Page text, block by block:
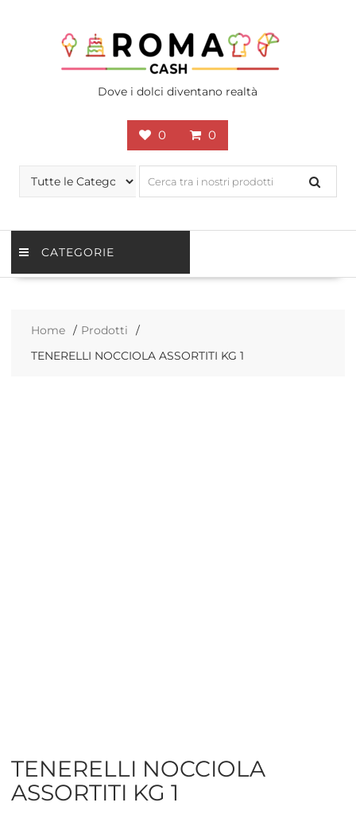
Dove i dolci diventano realtà
0 0
CATEGORIE
Home
Prodotti
TENERELLI NOCCIOLA ASSORTITI KG 1
TENERELLI NOCCIOLA
ASSORTITI KG 1